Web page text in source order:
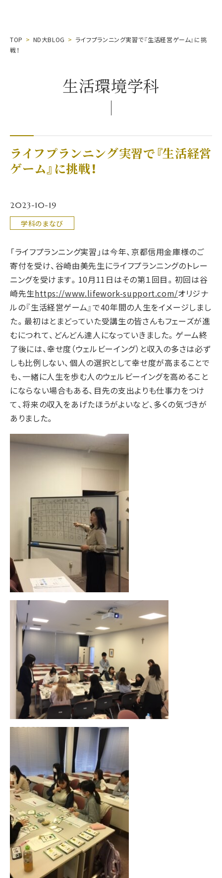
TOP ND大BLOG
ライフプランニング実習で『生活経営ゲーム』に挑
戦！
生活環境学科
ライフプランニング実習で『生活経営
ゲーム』に挑戦！
2023-10-19
学科のまなび
「ライフプランニング実習」は今年、京都信用金庫様のご
寄付を受け、谷崎由美先生にライフプランニングのトレー
ニングを受けます。10月11日はその第１回目。初回は谷
崎先生https://www.lifework-support.com/オリジナ
ルの『生活経営ゲーム』で40年間の人生をイメージしまし
た。最初はとまどっていた受講生の皆さんもフェーズが進
むにつれて、どんどん達人になっていきました。ゲーム終
了後には、幸せ度（ウェルビーイング）と収入の多さは必ず
しも比例しない、個人の選択として幸せ度が高まることで
も、一緒に人生を歩む人のウェルビーイングを高めること
にならない場合もある、目先の支出よりも仕事力をつけ
て、将来の収入をあげたほうがよいなど、多くの気づきが
ありました。